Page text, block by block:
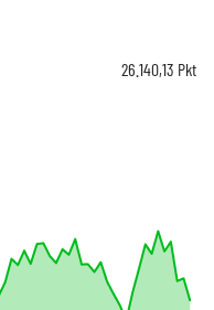
26.140,13 Pkt